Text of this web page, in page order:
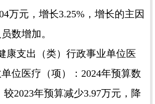
万元，增长3.25%，增长的主因
数增加。
支出（类）行政事业单位医
位医疗（项）：2024年预算数
较2023年预算减少3.97万元，降